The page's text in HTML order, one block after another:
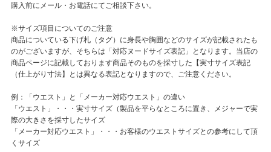
購入前にメール・お電話にてご相談下さい。
※サイズ項目についてのご注意
商品についている下げ札（タグ）に身長や胸囲などのサイズが記載されたも
のがございますが、そちらは「対応ヌードサイズ表記」となります。当店の
商品ページに記載しております商品そのものを採寸した【実寸サイズ表記
（仕上がり寸法】とは異なる表記となりますので、ご注意ください。
例：「ウエスト」と「メーカー対応ウエスト」の違い
「ウエスト」・・・実寸サイズ（製品を平らなところに置き、メジャーで実
際の大きさを採寸したサイズ
「メーカー対応ウエスト」・・・お客様のウエストサイズとの参考にして頂
くサイズ